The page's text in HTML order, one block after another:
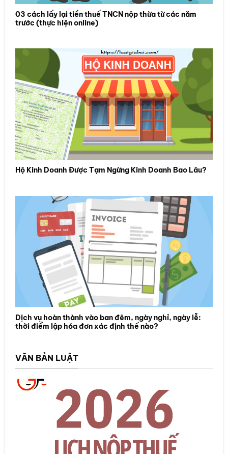
03 cách lấy lại tiền thuế TNCN nộp thừa từ các năm
trước (thực hiện online)
Hộ Kinh Doanh Được Tạm Ngừng Kinh Doanh Bao Lâu?
Dịch vụ hoàn thành vào ban đêm, ngày nghỉ, ngày lễ:
thời điểm lập hóa đơn xác định thế nào?
VĂN BẢN LUẬT